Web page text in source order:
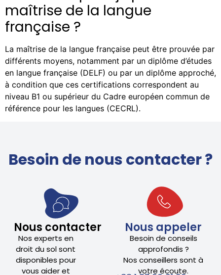
maîtrise de la langue
française ?
La maîtrise de la langue française peut être prouvée par
différents moyens, notamment par un diplôme d’études
en langue française (DELF) ou par un diplôme approché,
à condition que ces certifications correspondent au
niveau B1 ou supérieur du Cadre européen commun de
référence pour les langues (CECRL).
Besoin de nous contacter ?
Nous contacter
Nos experts en
droit du sol sont
disponibles pour
vous aider et
Nous appeler
Besoin de conseils
approfondis ?
Nos conseillers sont à
votre écoute.